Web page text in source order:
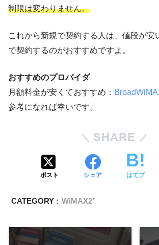
制限は変わりません。
これから新規で契約する人は、値段が安
で契約するのがおすすめですよ。
おすすめのプロバイダ
月額料金が安くておすすめ：
参考になれば幸いです。
SHARE
ポスト シェア はてブ
CATEGORY : WiMAX2⁺